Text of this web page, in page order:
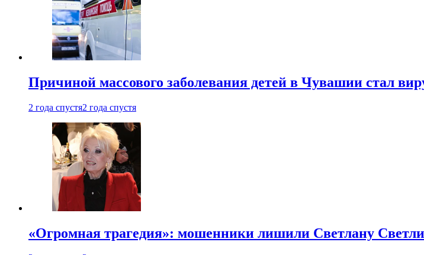
Причиной массового заболевания детей в Чувашии стал
2 года спустя2 года спустя
«Огромная трагедия»: мошенники лишили Светлану